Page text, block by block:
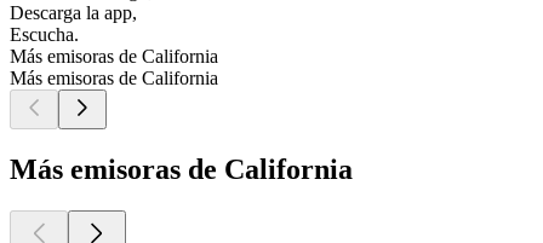
Descarga la app,
Escucha.
Más emisoras de California
Más emisoras de California
Más emisoras de California